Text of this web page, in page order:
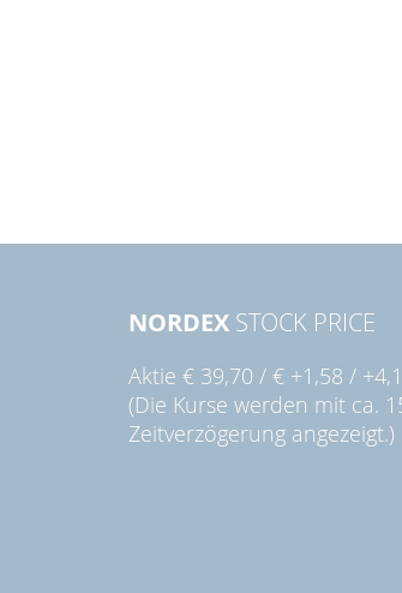
NORDEXSTOCK PRICE
Aktie € 39,70 / € +1,58 /
(Die Kurse werden mit ca.
Zeitverzögerung angezeigt.)